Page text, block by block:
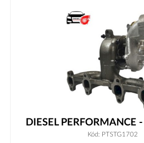
DIESEL PERFORMANCE
Kód: PTSTG1702